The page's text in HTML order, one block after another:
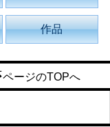
作品
ページのTOPへ